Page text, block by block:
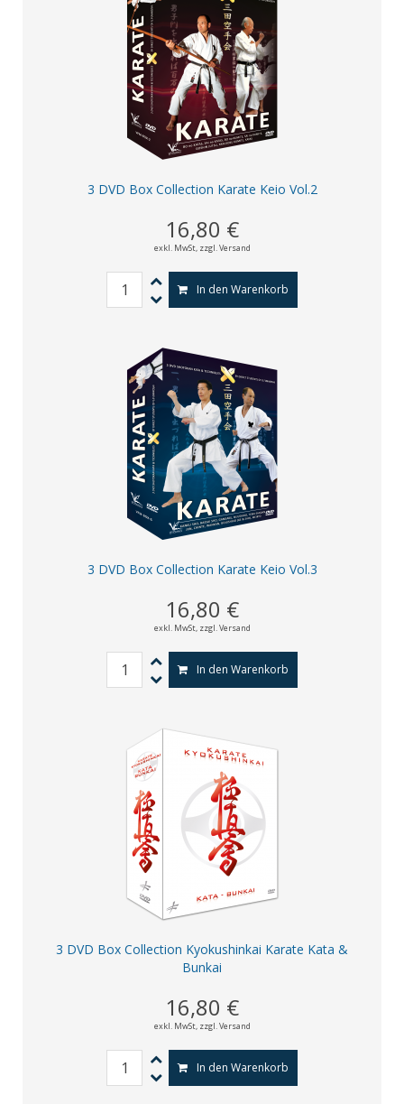
3 DVD Box Collection Karate Keio Vol.2
16,80 €
exkl. MwSt, zzgl. Versand
In den Warenkorb
3 DVD Box Collection Karate Keio Vol.3
16,80 €
exkl. MwSt, zzgl. Versand
In den Warenkorb
3 DVD Box Collection Kyokushinkai Karate Kata &
Bunkai
16,80 €
exkl. MwSt, zzgl. Versand
In den Warenkorb